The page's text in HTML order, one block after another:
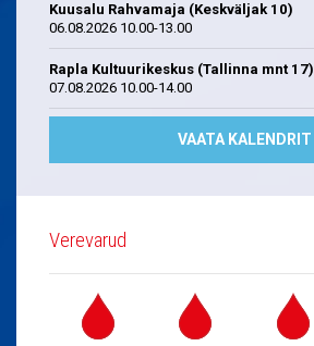
Kuusalu Rahvamaja (Keskväljak 10)
06.08.2026 10.00-13.00
Rapla Kultuurikeskus (Tallinna mnt 17)
07.08.2026 10.00-14.00
VAATA KALENDRIT
Verevarud